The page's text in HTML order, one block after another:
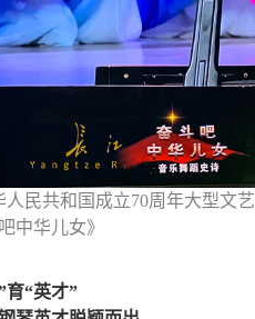
民共和国成立70周年大型文艺
中华儿女》
育“英才”